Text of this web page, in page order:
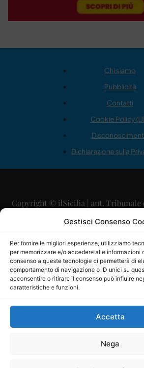
Gestisci Consenso
Per fornire le migliori esperienze, utilizziamo
per memorizzare e/o accedere alle informazioni
consenso a queste tecnologie ci permetterà di
comportamento di navigazione o ID unici su
acconsentire o ritirare il consenso può influire
caratteristiche e funzioni.
Accetta
Nega
Chi siamo
Pubblicità
Contatti
Cookie Policy
Dichiarazione sulla
Copyright © ilSicilia | aut. Tribunale
29/09/2015
Direttore Editoriale:
Direttore Responsabile:
P.IVA: 06334930820
Mercurio Comunicazione Società
iscritta al Registro degli Operatori di